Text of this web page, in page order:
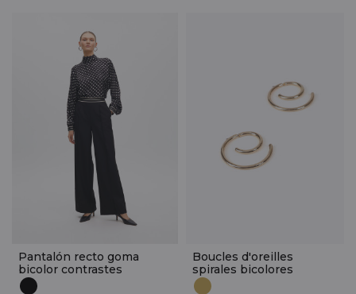
Pantalón recto goma
bicolor contrastes
Boucles d'oreilles
spirales bicolores